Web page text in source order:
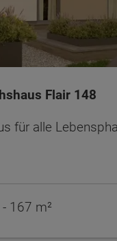
Flair 148
für alle
167 m²